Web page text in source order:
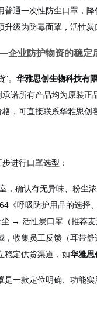
普通一次性防尘口罩，降
升级为防毒面罩，活性
企业防护物资的稳定
。 华雅思创生物科技有
诺所有产品均为原装
，可直接联系华雅思创
进行口罩选型：
，确认有无异味、粉尘
《呼吸防护用品的选择
→ 活性炭口罩（推荐
，收集员工反馈（耳带
稳定供货渠道，如华雅思
是一款定位明确、功能